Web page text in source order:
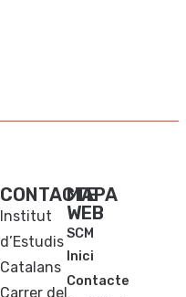
CONTACTE
Institut
d’Estudis
Catalans
Carrer del
MAPA
WEB
SCM
Inici
Contacte